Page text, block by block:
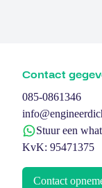
Contact
085-0861346
Stuur een
KvK: 95471375
Contact